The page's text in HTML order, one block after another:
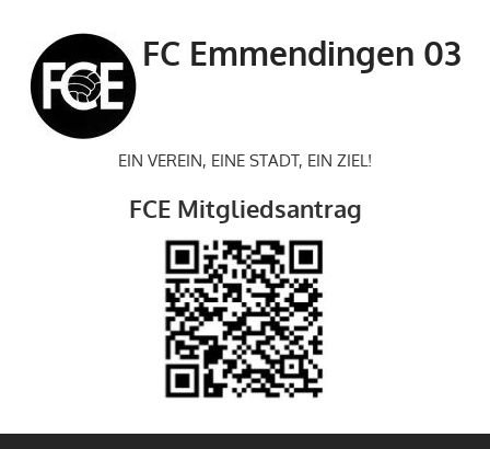
springen
FC Emmendingen 03
EIN VEREIN, EINE STADT, EIN ZIEL!
FCE Mitgliedsantrag